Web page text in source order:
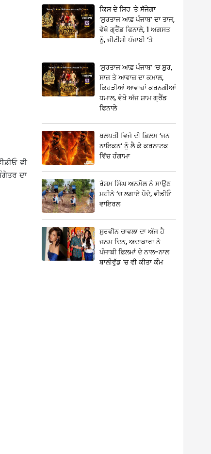
ਵੀ
ਦਾ
ਕਿਸ ਦੇ ਸਿਰ ‘ਤੇ ਸੱਜੇਗਾ
‘ਸੁਰਤਾਜ ਆਫ਼ ਪੰਜਾਬ’ ਦਾ ਤਾਜ,
ਵੇਖੋ ਗ੍ਰੈਂਡ ਫਿਨਾਲੇ, 1 ਅਗਸਤ
ਨੂੰ, ਜੀਟੀਸੀ ਪੰਜਾਬੀ ‘ਤੇ
‘ਸੁਰਤਾਜ ਆਫ਼ ਪੰਜਾਬ’ ‘ਚ ਸ਼ੁਰ,
ਸਾਜ਼ ਤੇ ਆਵਾਜ਼ ਦਾ ਕਮਾਲ,
ਕਿਹੜੀਆਂ ਆਵਾਜ਼ਾਂ ਕਰਨਗੀਆਂ
ਧਮਾਲ, ਵੇਖੋ ਅੱਜ ਸ਼ਾਮ ਗ੍ਰੈਂਡ
ਫਿਨਾਲੇ
ਥਲਪਤੀ ਵਿਜੇ ਦੀ ਫ਼ਿਲਮ ‘ਜਨ
ਨਾਇਕਨ’ ਨੂੰ ਲੈ ਕੇ ਕਰਨਾਟਕ
ਵਿੱਚ ਹੰਗਾਮਾ
ਰੇਸ਼ਮ ਸਿੰਘ ਅਨਮੋਲ ਨੇ ਸਾਉਣ
ਮਹੀਨੇ ‘ਚ ਲਗਾਏ ਪੌਦੇ, ਵੀਡੀਓ
ਵਾਇਰਲ
ਸੁਰਵੀਨ ਚਾਵਲਾ ਦਾ ਅੱਜ ਹੈ
ਜਨਮ ਦਿਨ, ਅਦਾਕਾਰਾ ਨੇ
ਪੰਜਾਬੀ ਫ਼ਿਲਮਾਂ ਦੇ ਨਾਲ-ਨਾਲ
ਬਾਲੀਵੁੱਡ ‘ਚ ਵੀ ਕੀਤਾ ਕੰਮ